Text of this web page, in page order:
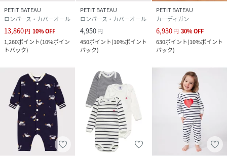
PETIT BATEAU
ロンパース・カバーオール
13,860円 10%OFF
1,260ポイント(10%ポイン
トバック)
PETIT BATEAU
ロンパース・カバーオール
4,950円
450ポイント(10%ポイント
バック)
PETIT BATEAU
カーディガン
6,930円 30%OFF
630ポイント(10%ポイント
バック)